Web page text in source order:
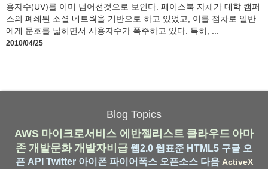
용자수(UV)를 이미 넘어선것으로 보인다. 페이스북 자체가 대학 캠퍼
스의 폐쇄된 소셜 네트웍을 기반으로 하고 있었고, 이를 점차로 일반
에게 문호를 넓히면서 사용자수가 폭주하고 있다. 특히, ...
2010/04/25
Blog Topics
AWS 마이크로서비스 에반젤리스트 클라우드 아마
존 개발문화 개발자비급 웹2.0 웹표준 HTML5 구글 오
픈 API Twitter 아이폰 파이어폭스 오픈소스 다음 ActiveX